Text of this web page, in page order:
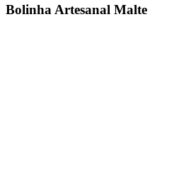
Bolinha Artesanal Malte